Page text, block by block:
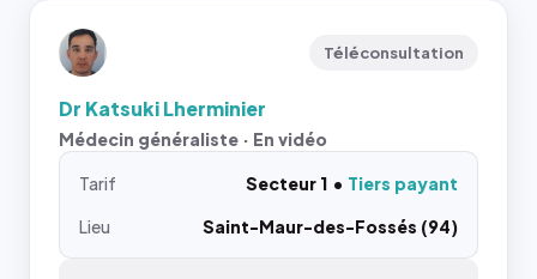
Téléconsultation
Dr Katsuki Lherminier
Médecin généraliste · En vidéo
Tarif Secteur 1
Tiers payant
Lieu
Saint-Maur-des-Fossés (94)